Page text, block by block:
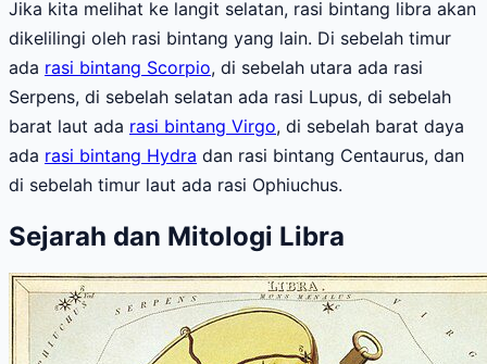
Jika kita melihat ke langit selatan, rasi bintang libra akan
dikelilingi oleh rasi bintang yang lain. Di sebelah timur
ada rasi bintang Scorpio, di sebelah utara ada rasi
Serpens, di sebelah selatan ada rasi Lupus, di sebelah
barat laut ada rasi bintang Virgo, di sebelah barat daya
ada rasi bintang Hydra dan rasi bintang Centaurus, dan
di sebelah timur laut ada rasi Ophiuchus.
Sejarah dan Mitologi Libra